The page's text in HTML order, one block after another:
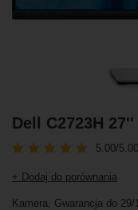
Dell C2723H 27''
5.00/5.00
+ Dodaj do porównania
Kamera, Gwarancja do 29/